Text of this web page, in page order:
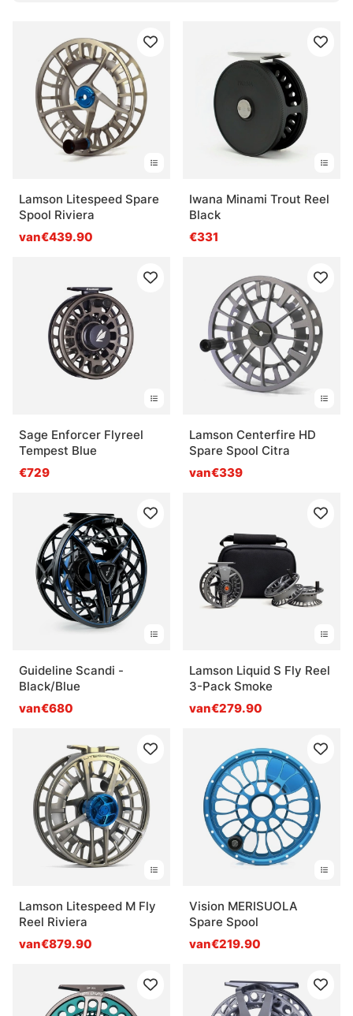
Lamson Litespeed Spare
Spool Riviera
van€439.90
Iwana Minami Trout Reel
Black
€331
Sage Enforcer Flyreel
Tempest Blue
€729
Lamson Centerfire HD
Spare Spool Citra
van€339
Guideline Scandi -
Black/Blue
van€680
Lamson Liquid S Fly Reel
3-Pack Smoke
van€279.90
Lamson Litespeed M Fly
Reel Riviera
van€879.90
Vision MERISUOLA
Spare Spool
van€219.90